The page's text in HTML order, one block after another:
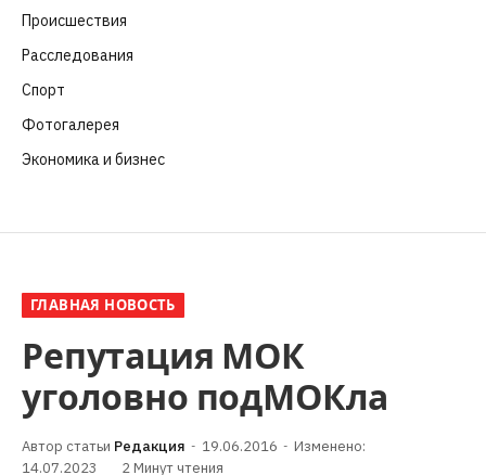
Происшествия
Расследования
Спорт
Фотогалерея
Экономика и бизнес
ГЛАВНАЯ НОВОСТЬ
Репутация МОК
уголовно подМОКла
Редакция 19.06.2016
Изменено:
14.07.2023
2 Минут чтения